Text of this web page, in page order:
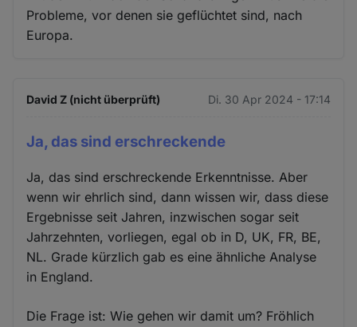
Probleme, vor denen sie geflüchtet sind, nach
Europa.
David Z (nicht überprüft) Di. 30 Apr 2024 - 17:14
Ja, das sind erschreckende
Ja, das sind erschreckende Erkenntnisse. Aber
wenn wir ehrlich sind, dann wissen wir, dass diese
Ergebnisse seit Jahren, inzwischen sogar seit
Jahrzehnten, vorliegen, egal ob in D, UK, FR, BE,
NL. Grade kürzlich gab es eine ähnliche Analyse
in England.
Die Frage ist: Wie gehen wir damit um? Fröhlich